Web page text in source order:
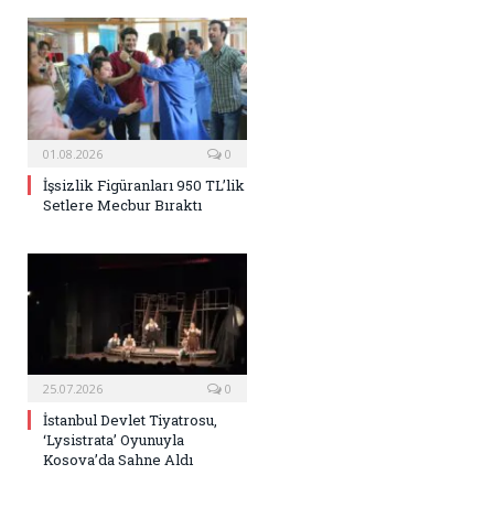
01.08.2026 0
İşsizlik Figüranları 950 TL’lik
Setlere Mecbur Bıraktı
25.07.2026 0
İstanbul Devlet Tiyatrosu,
‘Lysistrata’ Oyunuyla
Kosova’da Sahne Aldı